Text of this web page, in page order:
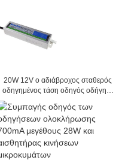
20W 12V ο αδιάβροχος σταθερός
οδηγημένος τάση οδηγός οδήγησε
την παροχή ηλεκτρικού ρεύματος
για την οδηγημένη ενότητα με SAA